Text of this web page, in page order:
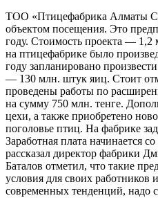
ТОО «Птицефабрика Алматы
объектом посещения. Это
году. Стоимость проекта —
на птицефабрике было
году запланировано
— 130 млн. штук яиц. Стоит
проведены работы по
на сумму 750 млн. тенге.
цехи, а также приобретено
поголовье птиц. На фабрике
Заработная плата начинается
рассказал директор фабрики
Баталов отметил, что такие
условия для своих работников
современных тенденций, надо